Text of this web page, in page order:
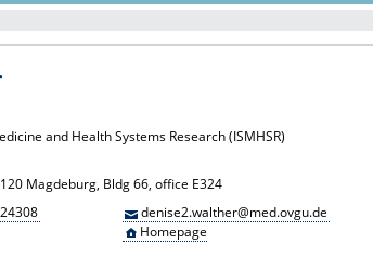
and Health Systems Research (ISMHSR)
Magdeburg, Bldg 66, office E324
denise2.walther@med.ovgu.de
Homepage